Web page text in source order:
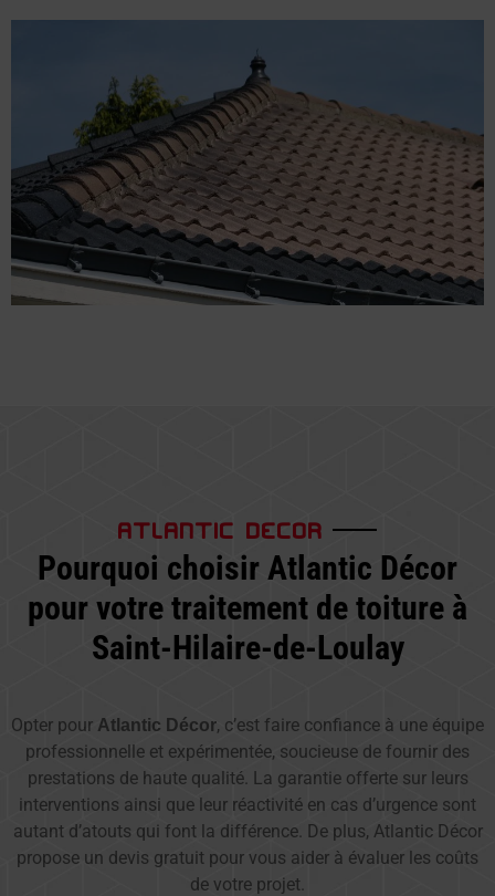
ATLANTIC DECOR
Pourquoi choisir Atlantic Décor
pour votre traitement de toiture à
Saint-Hilaire-de-Loulay
Opter pour Atlantic Décor, c’est faire confiance à une équipe
professionnelle et expérimentée, soucieuse de fournir des
prestations de haute qualité. La garantie offerte sur leurs
interventions ainsi que leur réactivité en cas d’urgence sont
autant d’atouts qui font la différence. De plus, Atlantic Décor
propose un devis gratuit pour vous aider à évaluer les coûts
de votre projet.